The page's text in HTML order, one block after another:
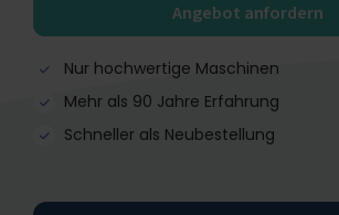
Angebot anfordern
Nur hochwertige Maschinen
Mehr als 90 Jahre Erfahrung
Schneller als Neubestellung